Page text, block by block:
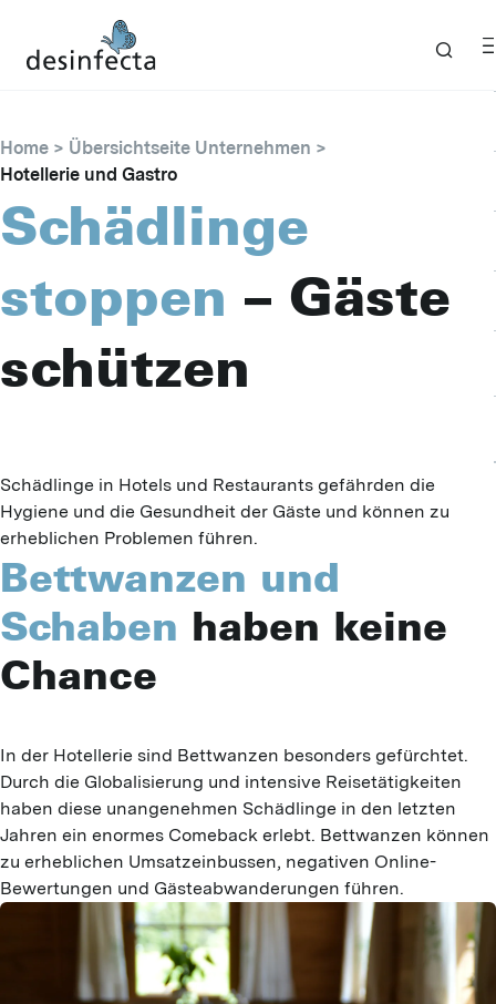
Home
Übersichtseite Unternehmen
Hotellerie und Gastro
Schädlinge
stoppen – Gäste
schützen
Schädlinge in Hotels und Restaurants gefährden die
Hygiene und die Gesundheit der Gäste und können zu
erheblichen Problemen führen.
Bettwanzen und
Schaben haben keine
Chance
In der Hotellerie sind Bettwanzen besonders gefürchtet.
Durch die Globalisierung und intensive Reisetätigkeiten
haben diese unangenehmen Schädlinge in den letzten
Jahren ein enormes Comeback erlebt. Bettwanzen können
zu erheblichen Umsatzeinbussen, negativen Online-
Bewertungen und Gästeabwanderungen führen.